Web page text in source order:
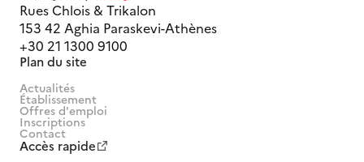
Rues Chlois & Trikalon
153 42 Aghia Paraskevi-Athènes
+30 21 1300 9100
Plan du site
Actualités
Établissement
Offres d'emploi
Inscriptions
Contact
Accès rapide